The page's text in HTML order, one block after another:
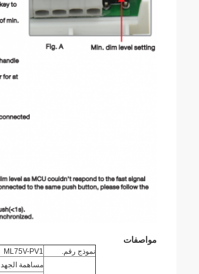
مواصفات
نموذج رقم. ML75V-PV1
مساهمة الجهد